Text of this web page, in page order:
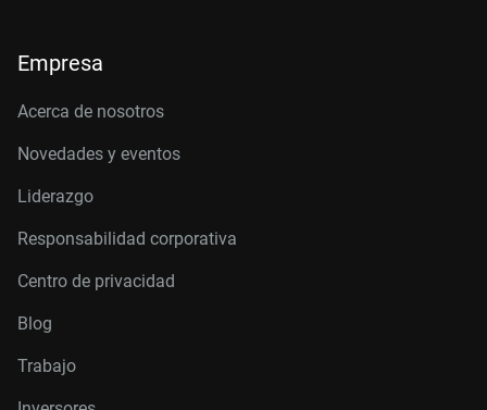
Empresa
Acerca de nosotros
Novedades y eventos
Liderazgo
Responsabilidad corporativa
Centro de privacidad
Blog
Trabajo